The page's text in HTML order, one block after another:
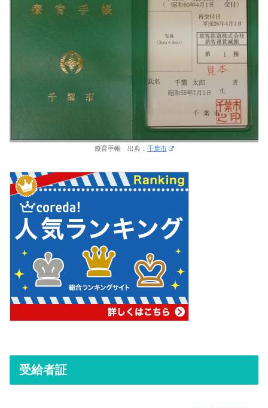
療育手帳 出典： 千葉市
受給者証